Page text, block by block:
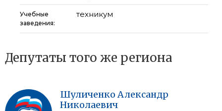
Учебные
заведения:
техникум
Депутаты того же региона
Шуличенко Александр
Николаевич